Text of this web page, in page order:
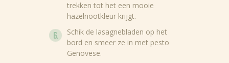
trekken tot het een mooie
hazelnootkleur krijgt.
Schik de lasagnebladen op het
bord en smeer ze in met pesto
Genovese.